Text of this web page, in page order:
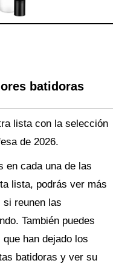
batidoras
lista con la selección
de 2026.
en cada una de las
lista, podrás ver más
reunen las
También puedes
han dejado los
batidoras y ver su